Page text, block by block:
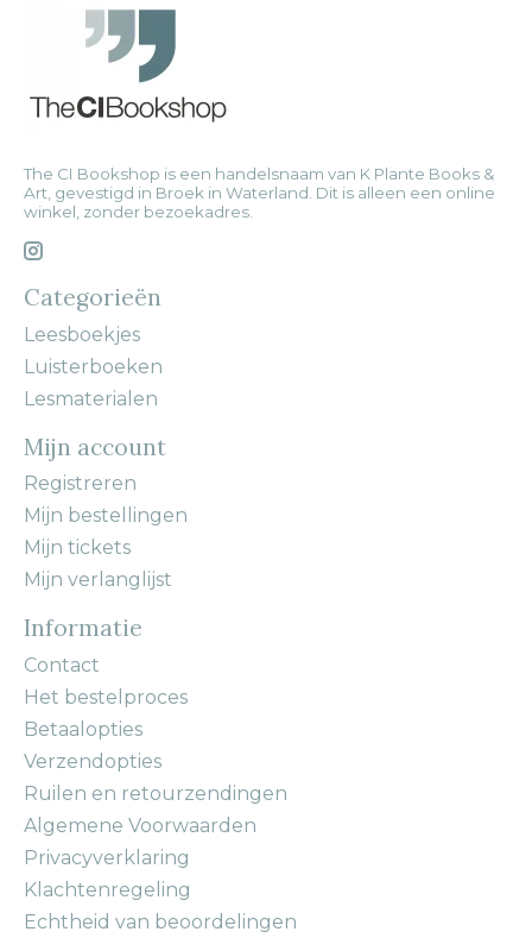
The CI Bookshop is een handelsnaam van K Plante Books &
Art, gevestigd in Broek in Waterland. Dit is alleen een online
winkel, zonder bezoekadres.
Categorieën
Leesboekjes
Luisterboeken
Lesmaterialen
Mijn account
Registreren
Mijn bestellingen
Mijn tickets
Mijn verlanglijst
Informatie
Contact
Het bestelproces
Betaalopties
Verzendopties
Ruilen en retourzendingen
Algemene Voorwaarden
Privacyverklaring
Klachtenregeling
Echtheid van beoordelingen